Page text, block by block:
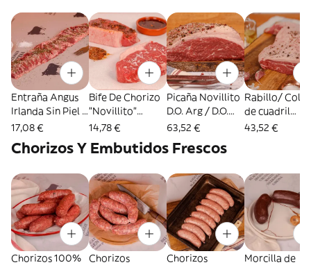
Entraña Angus
Irlanda Sin Piel -
600 Gr (1628)
17,08 €
Bife De Chorizo
"Novillito"
Angus Arg/Uru.
300 gr (1617)
14,78 €
Picaña Novillito
D.O. Arg / D.O.
Uru- Pieza 1.4
63,52 €
Rabillo/
de cuadril
Novillito
43,52 €
Chorizos Y Embutidos Frescos
Chorizos 100%
Chorizos
Chorizos
Morcilla de